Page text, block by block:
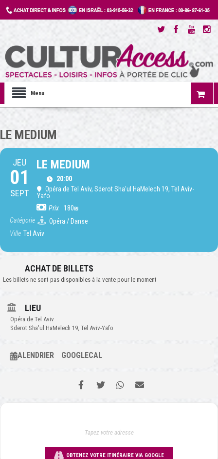
Menu
LE MEDIUM
JEU
01
SEPT
LE MEDIUM
20:00
Opéra de Tel Aviv, Sderot Sha'ul HaMelech 19, Tel Aviv-
Yafo
Prix
180₪
Catégorie
Opéra / Danse
Ville Tel Aviv
ACHAT DE BILLETS
Les billets ne sont pas disponibles à la vente pour le moment
LIEU
Opéra de Tel Aviv
Sderot Sha'ul HaMelech 19, Tel Aviv-Yafo
CALENDRIER GOOGLECAL
OBTENEZ VOTRE ITINÉRAIRE VIA GOOGLE